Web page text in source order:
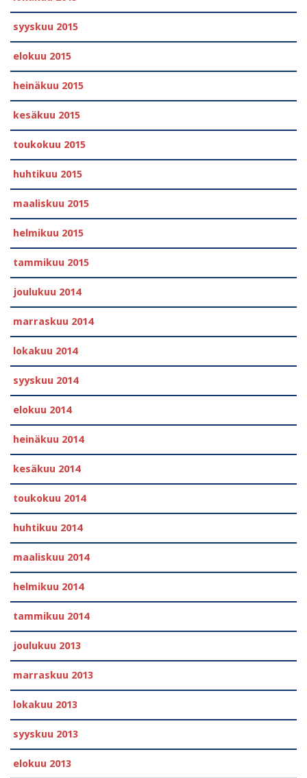
syyskuu 2015
elokuu 2015
heinäkuu 2015
kesäkuu 2015
toukokuu 2015
huhtikuu 2015
maaliskuu 2015
helmikuu 2015
tammikuu 2015
joulukuu 2014
marraskuu 2014
lokakuu 2014
syyskuu 2014
elokuu 2014
heinäkuu 2014
kesäkuu 2014
toukokuu 2014
huhtikuu 2014
maaliskuu 2014
helmikuu 2014
tammikuu 2014
joulukuu 2013
marraskuu 2013
lokakuu 2013
syyskuu 2013
elokuu 2013